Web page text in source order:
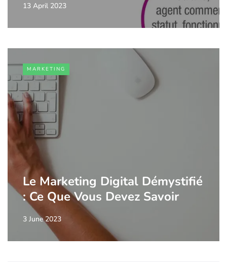
13 April 2023
MARKETING
Le Marketing Digital Démystifié
: Ce Que Vous Devez Savoir
3 June 2023